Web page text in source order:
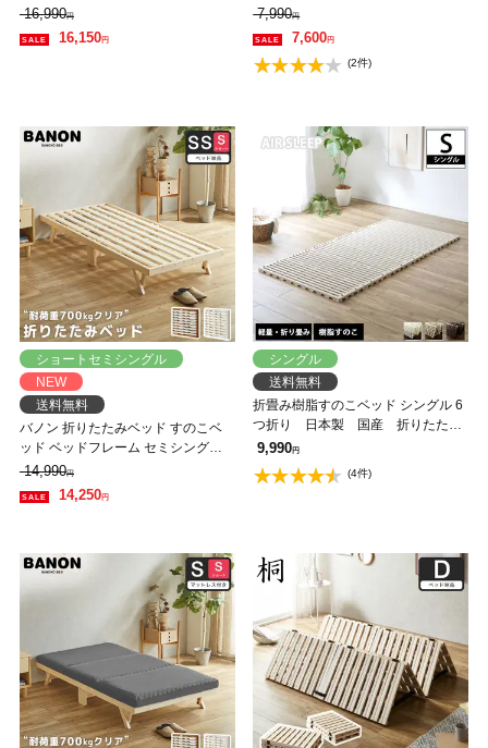
ート 木製 頑丈 耐荷重700kgクリア
組み立てラクラク ヘッドレス 低ホ
ルムアルデヒド
16,990円
16,150円
のみ 木製 桐 二分割可能 完成品 低ホ
ルムアルデヒド 布団が干せる
7,990円
7,600円
(2件)
ショートセミシングル
NEW
送料無料
バノン 折りたたみベッド すのこベ
ッド ベッドフレーム セミシングル
ショート 木製 頑丈 耐荷重700kgク
リア 組み立てラクラク ヘッドレス
低ホルムアルデヒド
14,990円
14,250円
シングル
送料無料
折畳み樹脂すのこベッド シングル 6
つ折り 日本製 国産 折りたたみ
ベッド 軽量 樹脂製
9,990円
(4件)